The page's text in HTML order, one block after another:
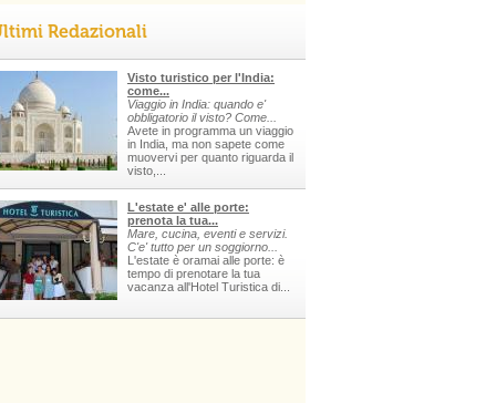
Redazionali
Visto turistico per l'India:
come...
Viaggio in India: quando e'
obbligatorio il visto? Come...
Avete in programma un viaggio
in India, ma non sapete come
muovervi per quanto riguarda il
visto,...
L'estate e' alle porte:
prenota la tua...
Mare, cucina, eventi e servizi.
C'e' tutto per un soggiorno...
L'estate è oramai alle porte: è
tempo di prenotare la tua
vacanza all'Hotel Turistica di...